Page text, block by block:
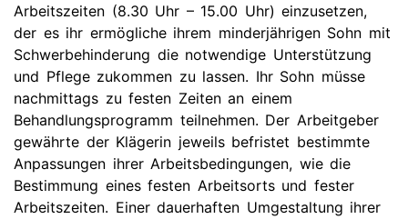
Arbeitszeiten (8.30 Uhr – 15.00 Uhr) einzusetzen,
der es ihr ermögliche ihrem minderjährigen Sohn mit
Schwerbehinderung die notwendige Unterstützung
und Pflege zukommen zu lassen. Ihr Sohn müsse
nachmittags zu festen Zeiten an einem
Behandlungsprogramm teilnehmen. Der Arbeitgeber
gewährte der Klägerin jeweils befristet bestimmte
Anpassungen ihrer Arbeitsbedingungen, wie die
Bestimmung eines festen Arbeitsorts und fester
Arbeitszeiten. Einer dauerhaften Umgestaltung ihrer